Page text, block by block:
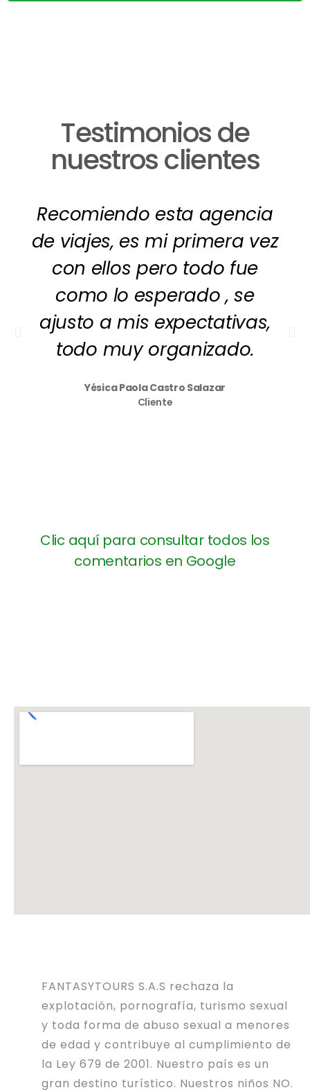
Testimonios de
nuestros clientes
Recomiendo esta agencia
de viajes, es mi primera vez
con ellos pero todo fue
como lo esperado , se
ajusto a mis expectativas,
todo muy organizado.
Yésica Paola Castro Salazar
Cliente
Clic aquí para consultar todos los
comentarios en Google
FANTASYTOURS S.A.S rechaza la
explotación, pornografía, turismo sexual
y toda forma de abuso sexual a menores
de edad y contribuye al cumplimiento de
la Ley 679 de 2001. Nuestro país es un
gran destino turístico. Nuestros niños NO.